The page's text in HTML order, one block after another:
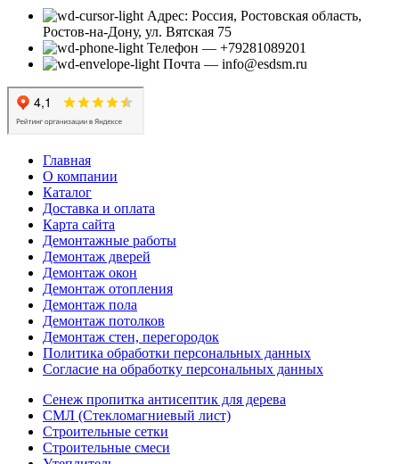
Адрес: Россия, Ростовская область,
Ростов-на-Дону, ул. Вятская 75
Телефон — +79281089201
Почта — info@esdsm.ru
Главная
О компании
Каталог
Доставка и оплата
Карта сайта
Демонтажные работы
Демонтаж дверей
Демонтаж окон
Демонтаж отопления
Демонтаж пола
Демонтаж потолков
Демонтаж стен, перегородок
Политика обработки персональных данных
Согласие на обработку персональных данных
Сенеж пропитка антисептик для дерева
СМЛ (Стекломагниевый лист)
Строительные сетки
Строительные смеси